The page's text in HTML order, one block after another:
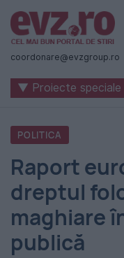
Știri
naționale
internaționale
România
-
Evenimentul
Zilei
coordonare@evzgroup.ro
▼ Proiecte speciale
POLITICA
Raport
dreptul
maghiare
publică